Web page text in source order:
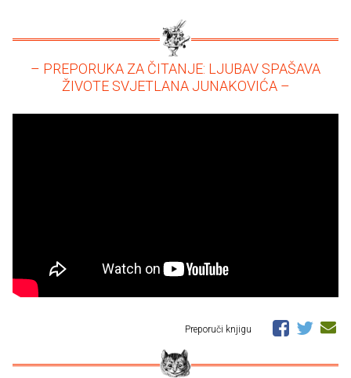
– PREPORUKA ZA ČITANJE: LJUBAV SPAŠAVA
ŽIVOTE SVJETLANA JUNAKOVIĆA –
Preporuči knjigu